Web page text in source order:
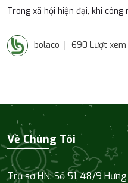
Trong xã hội hiện đại, khi
bolaco 690 Lượt xem
Về Chúng Tôi
Trụ sở HN: Số 51, 48/9